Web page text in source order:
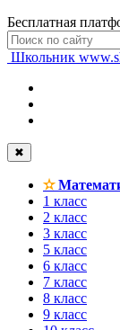
Бесплатная
Школьник
✖
✫
1 класс
2 класс
3 класс
5 класс
6 класс
7 класс
8 класс
9 класс